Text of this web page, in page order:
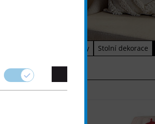
Svíčky na čajové misky Stolní dekorace